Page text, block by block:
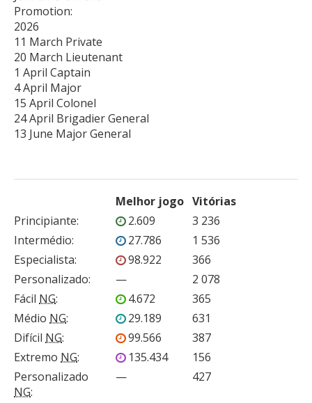
Promotion:
2026
11 March Private
20 March Lieutenant
1 April Captain
4 April Major
15 April Colonel
24 April Brigadier General
Melhor jogo Vitórias
Principiante: 2.609
3 236
Intermédio: 27.786
1 536
Especialista: 98.922
366
Personalizado: —
2 078
Fácil NG: 4.672
365
Médio NG: 29.189
631
Difícil NG: 99.566
387
Extremo NG: 135.434
156
Personalizado
NG:
— 427